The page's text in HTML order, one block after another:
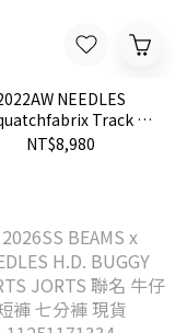
NEEDLES
Track 聯
蝴蝶 運動外套 現貨
NT$8,980